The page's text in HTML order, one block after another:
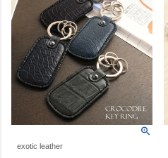
exotic leather